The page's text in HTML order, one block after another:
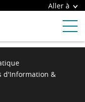
Aller à
d'Information &